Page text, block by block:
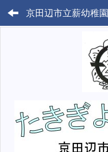
京田辺市立薪幼稚園